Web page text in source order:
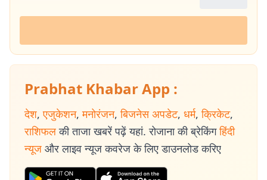
Prabhat Khabar App :
देश, एजुकेशन, मनोरंजन, बिजनेस अपडेट, धर्म, क्रिकेट,
राशिफल की ताजा खबरें पढ़ें यहां. रोजाना की ब्रेकिंग हिंदी
न्यूज और लाइव न्यूज कवरेज के लिए डाउनलोड करिए